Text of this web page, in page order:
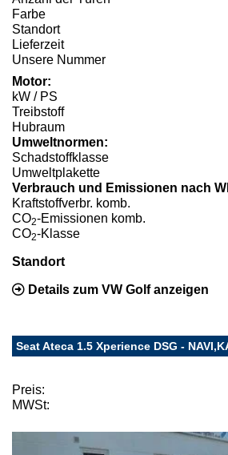
Farbe
Standort
Lieferzeit
Unsere Nummer
Motor:
kW / PS
Treibstoff
Hubraum
Umweltnormen:
Schadstoffklasse
Umweltplakette
Verbrauch und Emissionen nach
Kraftstoffverbr. komb.
CO2-Emissionen komb.
CO2-Klasse
Standort
Details zum VW Golf anzeigen
Seat Ateca 1.5 Xperience DSG -
Preis:
MWSt: